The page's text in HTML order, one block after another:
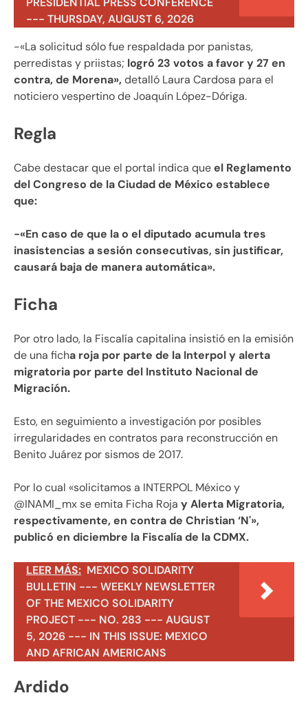
--- THURSDAY, AUGUST 6, 2026
-«La solicitud sólo fue respaldada por panistas,
perredistas y priistas; logró 23 votos a favor y 27 en
contra, de Morena», detalló Laura Cardosa para el
noticiero vespertino de Joaquín López-Dóriga.
Regla
Cabe destacar que el portal indica queel Reglamento
del Congreso de la Ciudad de México establece
que:
-«En caso de que la o el diputado acumula tres
inasistencias a sesión consecutivas, sin justificar,
causará baja de manera automática».
Ficha
Por otro lado, la Fiscalía capitalina insistió en la emisión
de una ficha roja por parte de la Interpol y alerta
migratoria por parte del Instituto Nacional de
Migración.
Esto, en seguimiento a investigación por posibles
irregularidades en contratos para reconstrucción en
Benito Juárez por sismos de 2017.
Por lo cual «solicitamos a INTERPOL México y
@INAMI_mx se emita Ficha Roja y Alerta Migratoria,
respectivamente, en contra de Christian ‘N'»,
publicó en diciembre la Fiscalía de la CDMX.
LEER MÁS: MEXICO SOLIDARITY
BULLETIN --- WEEKLY NEWSLETTER
OF THE MEXICO SOLIDARITY
PROJECT --- NO. 283 --- AUGUST
5, 2026 --- IN THIS ISSUE: MEXICO
AND AFRICAN AMERICANS
Ardido